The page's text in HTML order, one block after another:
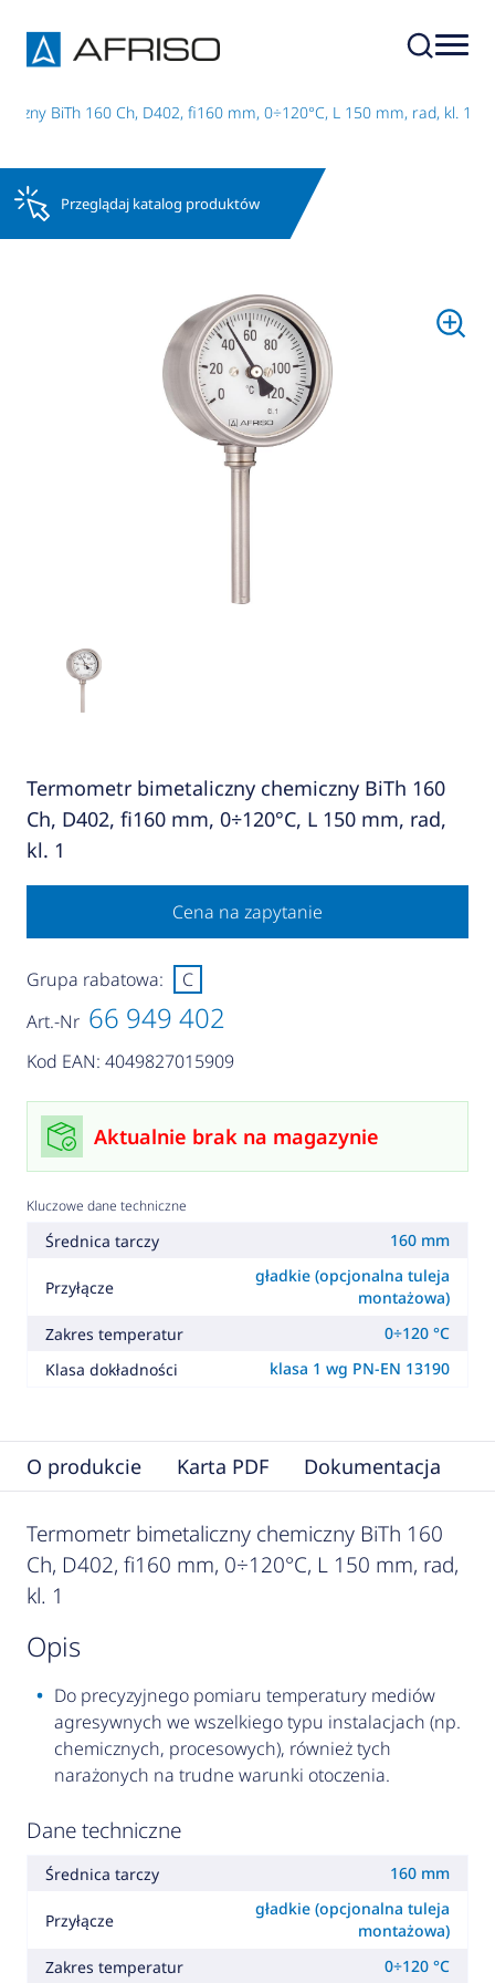
BiTh 160 Ch, D402, fi160 mm, 0÷120°C, L 150 mm, rad, kl. 1
Przeglądaj katalog produktów
Termometr bimetaliczny chemiczny BiTh 160
Ch, D402, fi160 mm, 0÷120°C, L 150 mm, rad,
kl. 1
Cena na zapytanie
Art.-Nr 66 949 402
Kod EAN: 4049827015909
Grupa rabatowa: C
Aktualnie brak na magazynie
Kluczowe dane techniczne
Średnica tarczy 160 mm
Przyłącze
gładkie (opcjonalna tuleja
montażowa)
Zakres temperatur
0÷120 °C
Klasa dokładności
klasa 1 wg PN-EN 13190
O produkcie Karta PDF Dokumentacja
Termometr bimetaliczny chemiczny BiTh 160
Ch, D402, fi160 mm, 0÷120°C, L 150 mm, rad,
kl. 1
opis
Do precyzyjnego pomiaru temperatury mediów
agresywnych we wszelkiego typu instalacjach (np.
chemicznych, procesowych), również tych
narażonych na trudne warunki otoczenia.
Dane techniczne
Średnica tarczy 160 mm
Przyłącze
gładkie (opcjonalna tuleja
montażowa)
Zakres temperatur
0÷120 °C